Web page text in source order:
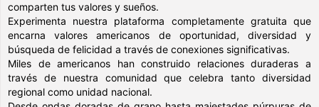
comparten tus valores y sueños.
Experimenta nuestra plataforma completamente gratuita que
encarna valores americanos de oportunidad, diversidad y
búsqueda de felicidad a través de conexiones significativas.
Miles de americanos han construido relaciones duraderas a
través de nuestra comunidad que celebra tanto diversidad
regional como unidad nacional.